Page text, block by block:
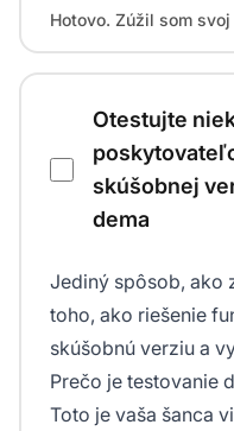
Hotovo. Zúžil som
Otestujte
skúšobnej
dema
Jediný spôsob, ako
toho, ako riešenie
skúšobnú verziu a
Prečo je testovanie
Toto je vaša šanca